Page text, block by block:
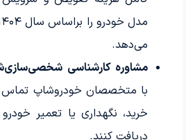
می‌دهد.
مشاوره کارشناسی
با متخصصان خودروشاپ تماس
خرید، نگهداری یا تعمیر
دریافت کنند.